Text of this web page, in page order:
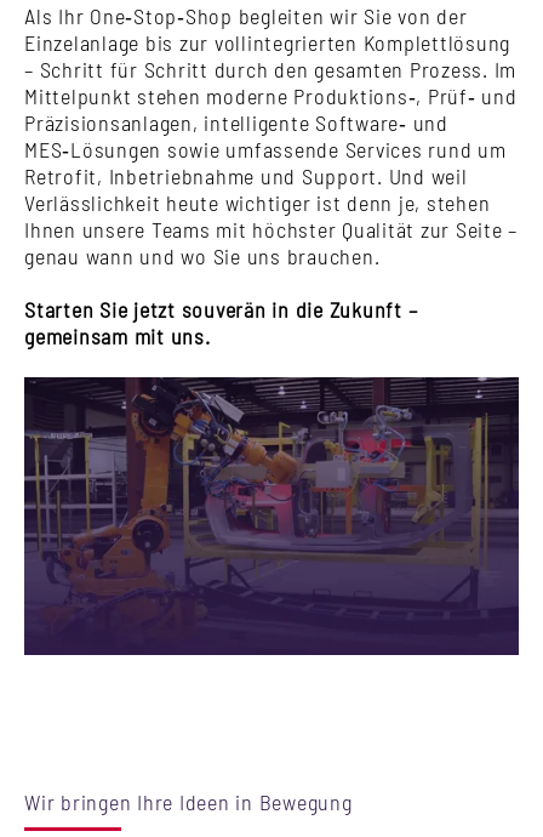
Als Ihr One‑Stop‑Shop begleiten wir Sie von der
Einzelanlage bis zur vollintegrierten Komplettlösung
– Schritt für Schritt durch den gesamten Prozess. Im
Mittelpunkt stehen moderne Produktions‑, Prüf‑ und
Präzisionsanlagen, intelligente Software‑ und
MES‑Lösungen sowie umfassende Services rund um
Retrofit, Inbetriebnahme und Support. Und weil
Verlässlichkeit heute wichtiger ist denn je, stehen
Ihnen unsere Teams mit höchster Qualität zur Seite –
genau wann und wo Sie uns brauchen.
Starten Sie jetzt souverän in die Zukunft –
gemeinsam mit uns.
Wir bringen Ihre Ideen in Bewegung